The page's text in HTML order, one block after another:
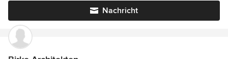
Nachricht